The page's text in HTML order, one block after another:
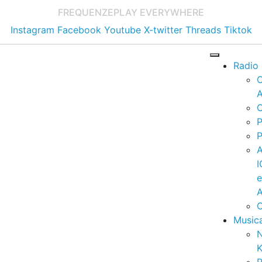
FREQUENZEPLAY EVERYWHERE
Instagram Facebook Youtube X-twitter Threads Tiktok
Radio
e